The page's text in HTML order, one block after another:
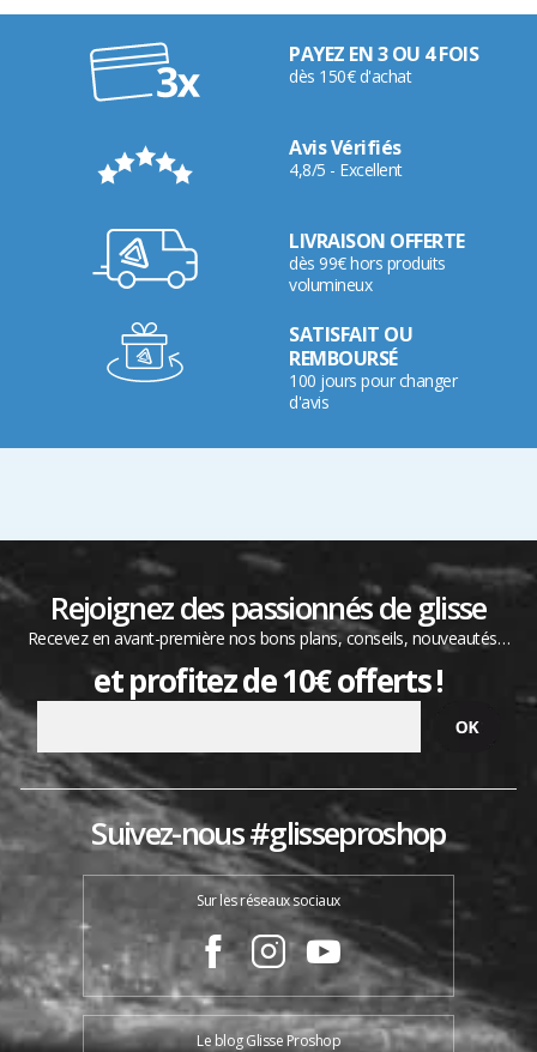
PAYEZ EN 3 OU 4 FOIS
dès 150€ d'achat
Avis Vérifiés
4,8/5 - Excellent
LIVRAISON OFFERTE
dès 99€ hors produits
volumineux
SATISFAIT OU
REMBOURSÉ
100 jours pour changer
d'avis
Rejoignez des passionnés de glisse
Recevez en avant-première nos bons plans, conseils, nouveautés…
et profitez de 10€ offerts !
Suivez-nous #glisseproshop
Sur les réseaux sociaux
Le blog Glisse Proshop